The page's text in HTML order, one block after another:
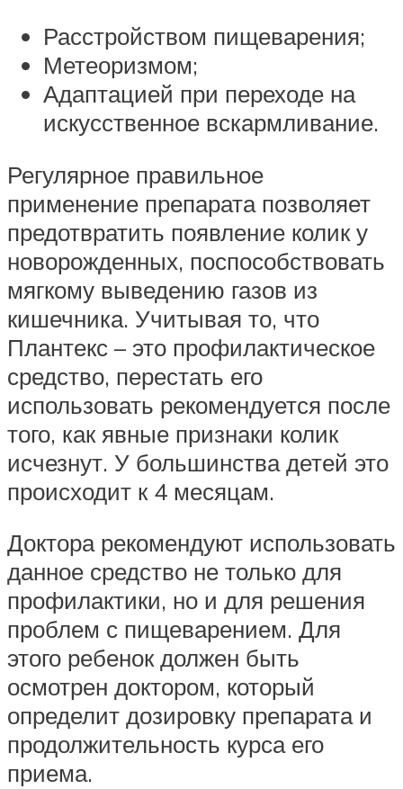
Расстройством пищеварения;
Метеоризмом;
Адаптацией при переходе на
искусственное вскармливание.
Регулярное правильное
применение препарата позволяет
предотвратить появление колик у
новорожденных, поспособствовать
мягкому выведению газов из
кишечника. Учитывая то, что
Плантекс – это профилактическое
средство, перестать его
использовать рекомендуется после
того, как явные признаки колик
исчезнут. У большинства детей это
происходит к 4 месяцам.
Доктора рекомендуют использовать
данное средство не только для
профилактики, но и для решения
проблем с пищеварением. Для
этого ребенок должен быть
осмотрен доктором, который
определит дозировку препарата и
продолжительность курса его
приема.